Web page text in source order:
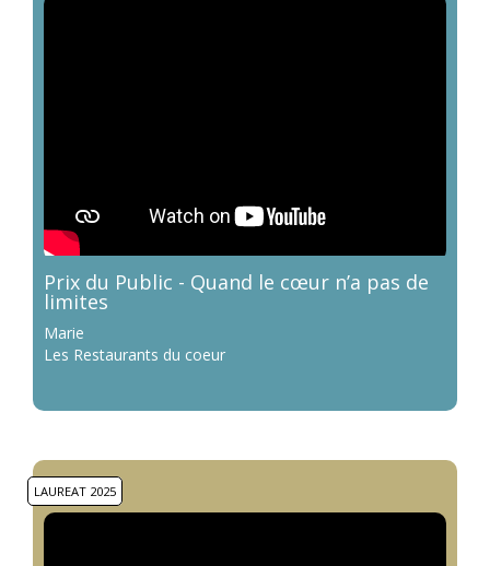
Prix du Public - Quand le cœur n’a pas de
limites
Marie
Les Restaurants du coeur
LAUREAT 2025